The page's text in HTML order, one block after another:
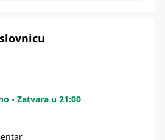
- Zatvara u 21:00